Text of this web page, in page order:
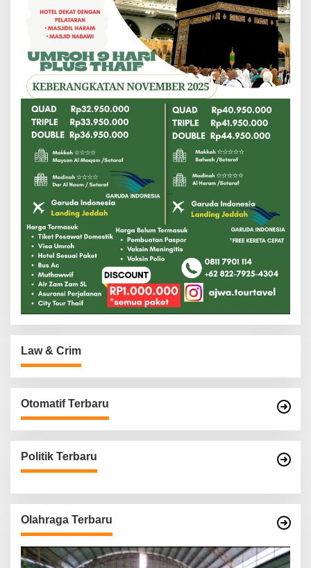
Law & Crim
Otomatif Terbaru
Politik Terbaru
Olahraga Terbaru